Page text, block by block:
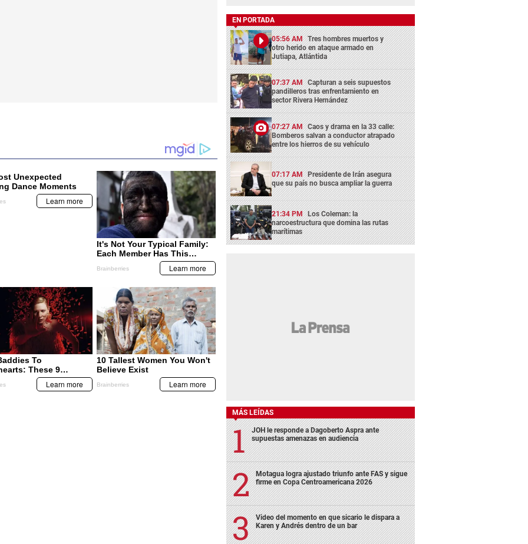
EN PORTADA
05:56 AM Tres hombres muertos y
otro herido en ataque armado en
Jutiapa, Atlántida
07:37 AM Capturan a seis supuestos
pandilleros tras enfrentamiento en
sector Rivera Hernández
07:27 AM Caos y drama en la 33 calle:
Bomberos salvan a conductor atrapado
entre los hierros de su vehículo
07:17 AM Presidente de Irán asegura
que su país no busca ampliar la guerra
21:34 PM Los Coleman: la
narcoestructura que domina las rutas
marítimas
MÁS LEÍDAS
JOH le responde a Dagoberto Aspra ante
supuestas amenazas en audiencia
Motagua logra ajustado triunfo ante FAS y sigue
firme en Copa Centroamericana 2026
Video del momento en que sicario le dispara a
Karen y Andrés dentro de un bar